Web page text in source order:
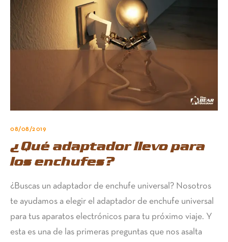
08/08/2019
¿Qué adaptador llevo para
los enchufes?
¿Buscas un adaptador de enchufe universal? Nosotros
te ayudamos a elegir el adaptador de enchufe universal
para tus aparatos electrónicos para tu próximo viaje. Y
esta es una de las primeras preguntas que nos asalta